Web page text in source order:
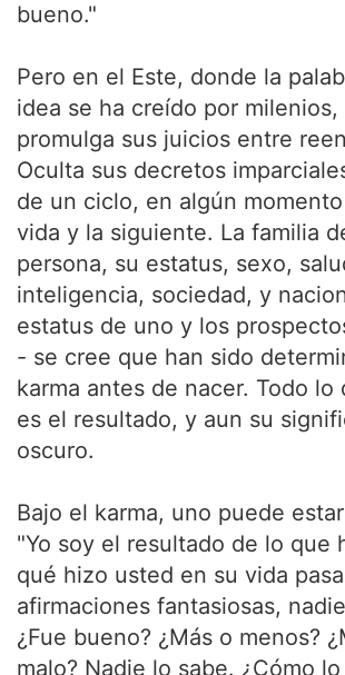
bueno."
Pero en el Este, donde la
idea se ha creído por milenios,
promulga sus juicios entre
Oculta sus decretos
de un ciclo, en algún
vida y la siguiente. La familia
persona, su estatus, sexo,
inteligencia, sociedad, y
estatus de uno y los
- se cree que han sido
karma antes de nacer. Todo lo
es el resultado, y aun su
oscuro.
Bajo el karma, uno puede
"Yo soy el resultado de lo que
qué hizo usted en su vida
afirmaciones fantasiosas,
¿Fue bueno? ¿Más o menos?
malo? Nadie lo sabe. ¿Cómo